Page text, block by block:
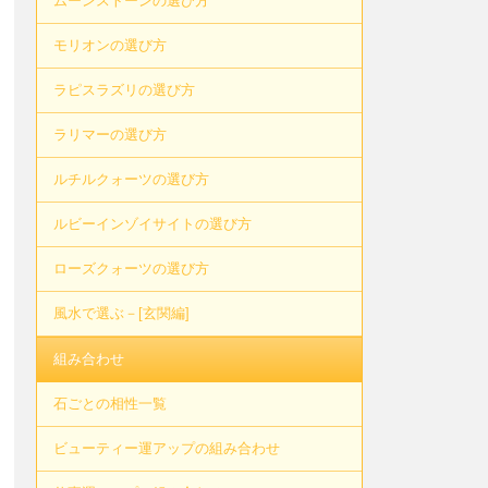
モリオンの選び方
ラピスラズリの選び方
ラリマーの選び方
ルチルクォーツの選び方
ルビーインゾイサイトの選び方
ローズクォーツの選び方
風水で選ぶ－[玄関編]
組み合わせ
石ごとの相性一覧
ビューティー運アップの組み合わせ